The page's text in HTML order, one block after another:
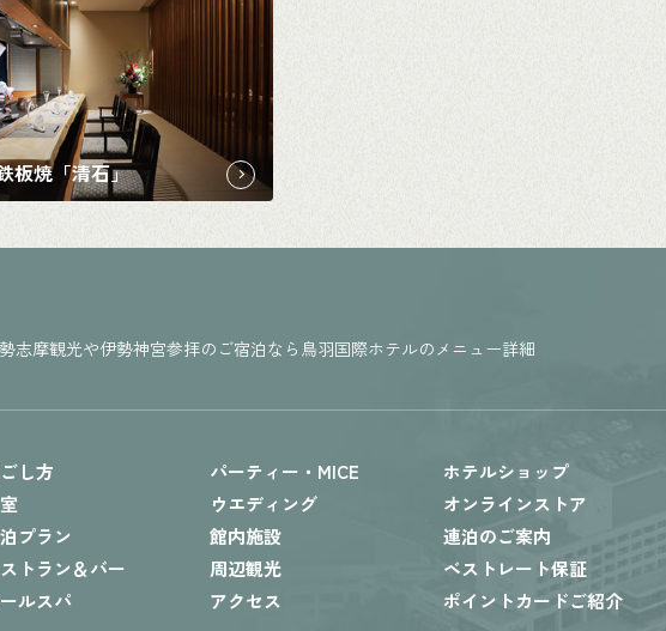
板焼「清石」
志摩観光や伊勢神宮参拝のご宿泊なら鳥羽国際ホテルのメニュー詳細
し方
プラン
トラン＆バー
ルスパ
パーティー・MICE
ウエディング
館内施設
周辺観光
アクセス
ホテルショップ
オンラインストア
連泊のご案内
ベストレート保証
ポイントカードご紹介